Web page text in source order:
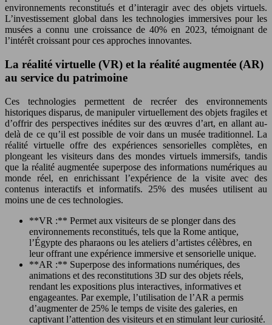
environnements reconstitués et d’interagir avec des objets virtuels.
L’investissement global dans les technologies immersives pour les
musées a connu une croissance de 40% en 2023, témoignant de
l’intérêt croissant pour ces approches innovantes.
La réalité virtuelle (VR) et la réalité augmentée (AR)
au service du patrimoine
Ces technologies permettent de recréer des environnements
historiques disparus, de manipuler virtuellement des objets fragiles et
d’offrir des perspectives inédites sur des œuvres d’art, en allant au-
delà de ce qu’il est possible de voir dans un musée traditionnel. La
réalité virtuelle offre des expériences sensorielles complètes, en
plongeant les visiteurs dans des mondes virtuels immersifs, tandis
que la réalité augmentée superpose des informations numériques au
monde réel, en enrichissant l’expérience de la visite avec des
contenus interactifs et informatifs. 25% des musées utilisent au
moins une de ces technologies.
**VR :** Permet aux visiteurs de se plonger dans des
environnements reconstitués, tels que la Rome antique,
l’Égypte des pharaons ou les ateliers d’artistes célèbres, en
leur offrant une expérience immersive et sensorielle unique.
**AR :** Superpose des informations numériques, des
animations et des reconstitutions 3D sur des objets réels,
rendant les expositions plus interactives, informatives et
engageantes. Par exemple, l’utilisation de l’AR a permis
d’augmenter de 25% le temps de visite des galeries, en
captivant l’attention des visiteurs et en stimulant leur curiosité.